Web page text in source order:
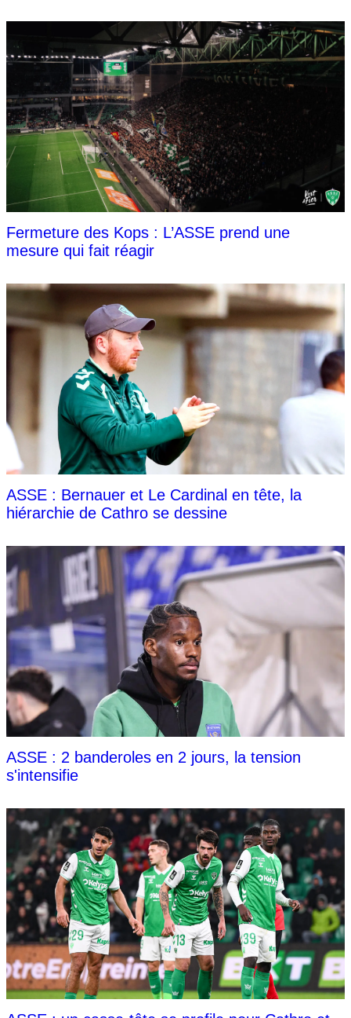
Fermeture des Kops : L’ASSE prend une
mesure qui fait réagir
ASSE : Bernauer et Le Cardinal en tête, la
hiérarchie de Cathro se dessine
ASSE : 2 banderoles en 2 jours, la tension
s'intensifie